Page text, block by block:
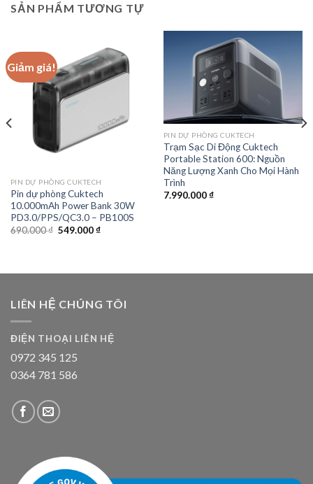
SẢN PHẨM TƯƠNG TỰ
Giảm giá!
PIN DỰ PHÒNG CUKTECH
Pin dự phòng Cuktech
10.000mAh Power Bank 30W
PD3.0/PPS/QC3.0 – PB100S
690.000₫ Giá
549.000₫Giá
PIN DỰ PHÒNG CUKTECH
Trạm Sạc Di Động Cuktech
Portable Station 600: Nguồn
Năng Lượng Xanh Cho Mọi Hành
Trình
7.990.000₫
LIÊN HỆ CHÚNG TÔI
ĐIỆN THOẠI LIÊN HỆ
0972 345 125
0364 781 586